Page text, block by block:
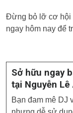
Đừng bỏ lỡ cơ hội
ngay hôm nay để
Sở hữu ngay
tại Nguyễn Lê
Bạn đam mê DJ